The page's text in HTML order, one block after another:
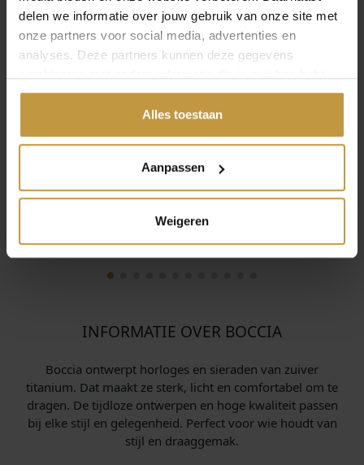
delen we informatie over jouw gebruik van onze site met
onze partners voor social media, advertenties en
analyses. Deze partners kunnen deze gegevens
gedeeld of die ze hebben verzameld via jouw gebruik van
Alles toestaan
Aanpassen
Weigeren
€149,00
BOCCIA 08092-02
COLLIER TITANIUM
BICOLOR
Direct leverbaar, 1
werkdag
€169,00
BOCCIA 08091-04
COLLIER TITANIUM
GOUDKLEURIG
Direct leverbaar, 1
werkdag
INFORMATIE OVER BOCCIA
Boccia ontwerpt horloges en sieraden van zuiver
titanium. Dat maakt ze sterk, licht en comfortabel om te
dragen. De tijdloze ontwerpen en hoge kwaliteit passen
bij elke stijl en gelegenheid. Perfect voor wie houdt van
stijl en draaggemak.